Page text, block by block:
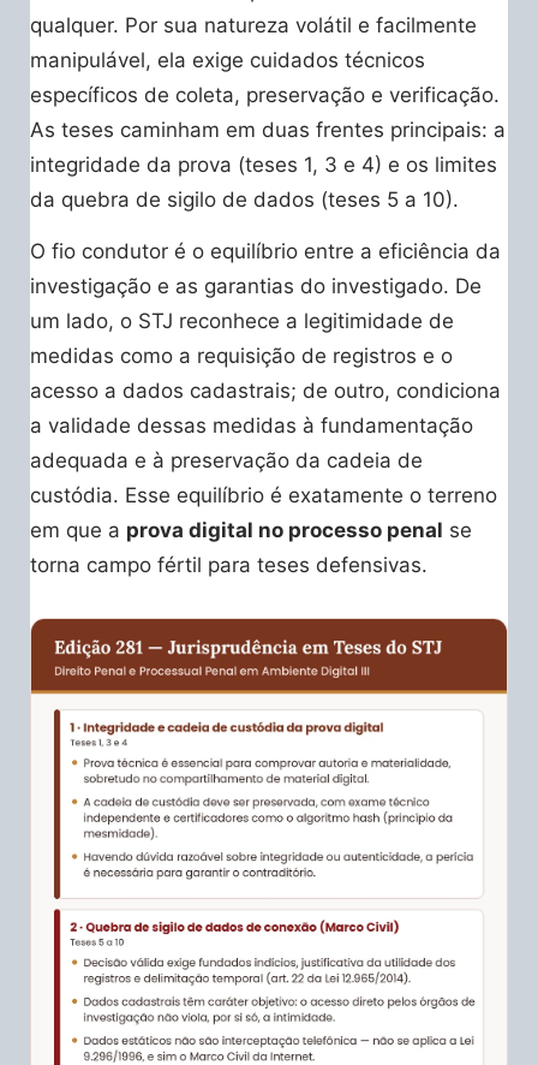
qualquer. Por sua natureza volátil e facilmente
manipulável, ela exige cuidados técnicos
específicos de coleta, preservação e verificação.
As teses caminham em duas frentes principais: a
integridade da prova (teses 1, 3 e 4) e os limites
da quebra de sigilo de dados (teses 5 a 10).
O fio condutor é o equilíbrio entre a eficiência da
investigação e as garantias do investigado. De
um lado, o STJ reconhece a legitimidade de
medidas como a requisição de registros e o
acesso a dados cadastrais; de outro, condiciona
a validade dessas medidas à fundamentação
adequada e à preservação da cadeia de
custódia. Esse equilíbrio é exatamente o terreno
em que a prova digital no processo penal se
torna campo fértil para teses defensivas.